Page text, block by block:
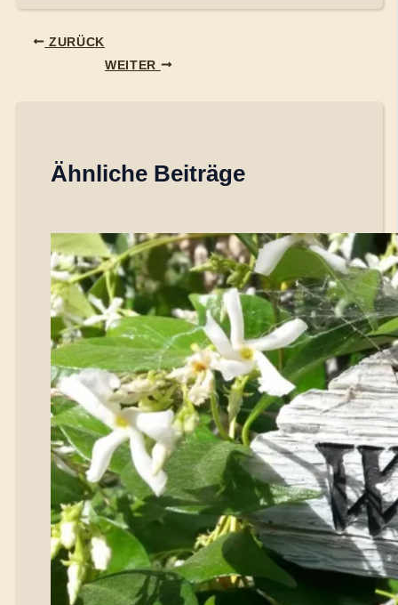
ZURÜCK
WEITER
Ähnliche Beiträge